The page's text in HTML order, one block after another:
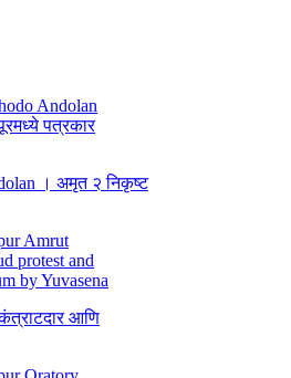
। अमृत २ निकृष्ट
आणि